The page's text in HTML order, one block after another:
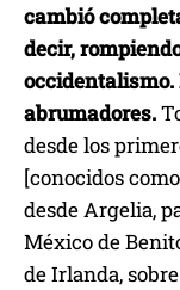
cambió
decir,
occidentalismo.
abrumadores.
desde los
[conocidos
desde Argelia,
México de
de Irlanda,